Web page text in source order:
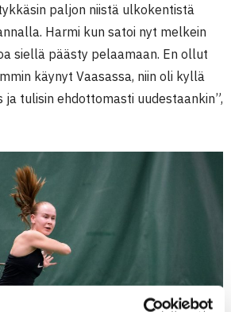
paljon niistä ulkokentistä
Harmi kun satoi nyt melkein
siellä päästy pelaamaan. En ollut
käynyt Vaasassa, niin oli kyllä
ja tulisin ehdottomasti uudestaankin”,